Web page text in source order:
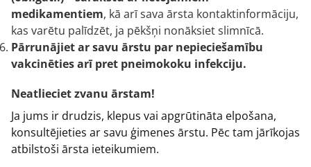
medikamentiem, kā arī sava ārsta kontaktinformāciju,
kas varētu palīdzēt, ja pēkšņi nonāksiet slimnīcā.
Pārrunājiet ar savu ārstu par nepieciešamību
vakcinēties arī pret pneimokoku infekciju.
Neatlieciet zvanu ārstam!
Ja jums ir drudzis, klepus vai apgrūtināta elpošana,
konsultējieties ar savu ģimenes ārstu. Pēc tam jārīkojas
atbilstoši ārsta ieteikumiem.